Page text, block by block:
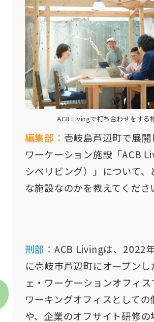
ACB Livingで打ち合わせをする
編集部： 壱岐島芦辺町で展開
ワーケーション施設「ACB
シベリビング）」について、
な施設なのかを教えてくださ
刑部： ACB Livingは、2022
に壱岐市芦辺町にオープンし
ェ・ワーケーションオフィス
ワーキングオフィスとしての
や、企業のオフサイト研修の